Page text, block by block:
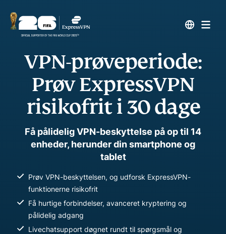
VPN-prøveperiode:
Prøv ExpressVPN
risikofrit i 30 dage
Få pålidelig VPN-beskyttelse på op til 14
enheder, herunder din smartphone og
tablet
Prøv VPN-beskyttelsen, og udforsk ExpressVPN-
funktionerne risikofrit
Få hurtige forbindelser, avanceret kryptering og
pålidelig adgang
Livechatsupport døgnet rundt til spørgsmål og